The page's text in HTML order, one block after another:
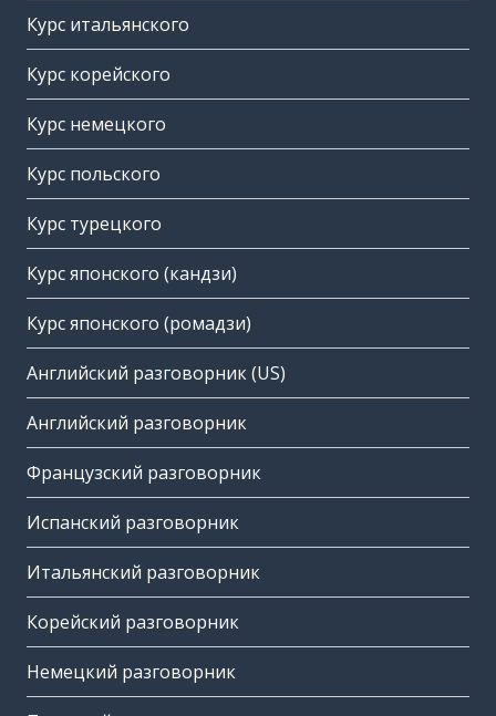
Курс итальянского
Курс корейского
Курс немецкого
Курс польского
Курс турецкого
Курс японского (кандзи)
Курс японского (ромадзи)
Английский разговорник (US)
Английский разговорник
Французский разговорник
Испанский разговорник
Итальянский разговорник
Корейский разговорник
Немецкий разговорник